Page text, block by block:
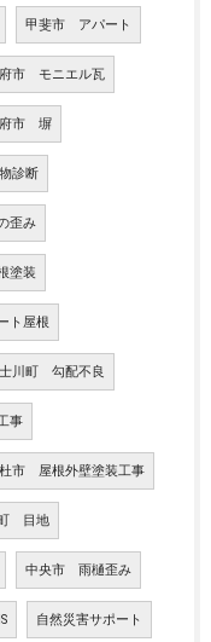
甲斐市 アパート
市 モニエル瓦
市 塀
診断
歪み
塗装
ト屋根
川町 勾配不良
事
市 屋根外壁塗装工事
目地
中央市 雨樋歪み
自然災害サポート